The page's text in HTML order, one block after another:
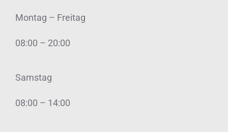
Montag – Freitag
08:00 – 20:00
Samstag
08:00 – 14:00